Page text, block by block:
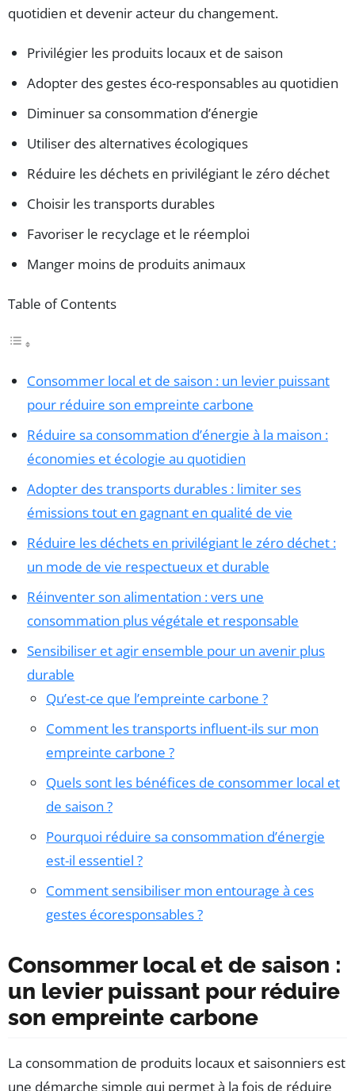
quotidien et devenir acteur du changement.
Privilégier les produits locaux et de saison
Adopter des gestes éco-responsables au quotidien
Diminuer sa consommation d’énergie
Utiliser des alternatives écologiques
Réduire les déchets en privilégiant le zéro déchet
Choisir les transports durables
Favoriser le recyclage et le réemploi
Manger moins de produits animaux
Table of Contents
Consommer local et de saison : un levier puissant
pour réduire son empreinte carbone
Réduire sa consommation d’énergie à la maison :
économies et écologie au quotidien
Adopter des transports durables : limiter ses
émissions tout en gagnant en qualité de vie
Réduire les déchets en privilégiant le zéro déchet :
un mode de vie respectueux et durable
Réinventer son alimentation : vers une
consommation plus végétale et responsable
Sensibiliser et agir ensemble pour un avenir plus
durable
Qu’est-ce que l’empreinte carbone ?
Comment les transports influent-ils sur mon
empreinte carbone ?
Quels sont les bénéfices de consommer local et
de saison ?
Pourquoi réduire sa consommation d’énergie
est-il essentiel ?
Comment sensibiliser mon entourage à ces
gestes écoresponsables ?
Consommer local et de saison :
un levier puissant pour réduire
son empreinte carbone
La consommation de produits locaux et saisonniers est
une démarche simple qui permet à la fois de réduire